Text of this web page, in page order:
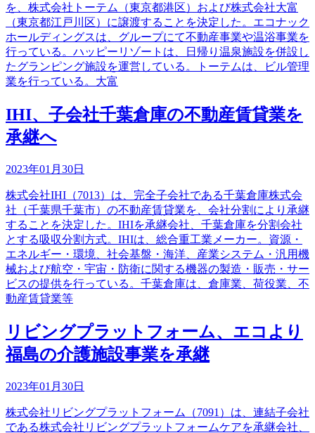
を、株式会社トーテム（東京都港区）および株式会社大富
（東京都江戸川区）に譲渡することを決定した。エコナック
ホールディングスは、グループにて不動産事業や温浴事業を
行っている。ハッピーリゾートは、日帰り温泉施設を併設し
たグランピング施設を運営している。トーテムは、ビル管理
業を行っている。大富
IHI、子会社千葉倉庫の不動産賃貸業を
承継へ
2023年01月30日
株式会社IHI（7013）は、完全子会社である千葉倉庫株式会
社（千葉県千葉市）の不動産賃貸業を、会社分割により承継
することを決定した。IHIを承継会社、千葉倉庫を分割会社
とする吸収分割方式。IHIは、総合重工業メーカー。資源・
エネルギー・環境、社会基盤・海洋、産業システム・汎用機
械および航空・宇宙・防衛に関する機器の製造・販売・サー
ビスの提供を行っている。千葉倉庫は、倉庫業、荷役業、不
動産賃貸業等
リビングプラットフォーム、エコより
福島の介護施設事業を承継
2023年01月30日
株式会社リビングプラットフォーム（7091）は、連結子会社
である株式会社リビングプラットフォームケアを承継会社、